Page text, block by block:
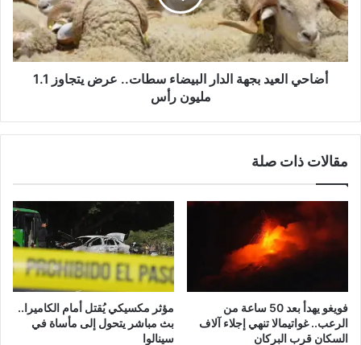
سطات..
عرض
يتجاوز
1.1
مليون
أضاحي العيد بجهة الدار البيضاء سطات.. عرض يتجاوز 1.1
مليون رأس
مقالات ذات صلة
فويغو يهدأ بعد 50 ساعة من
الرعب.. غواتيمالا تنهي إجلاء آلاف
السكان قرب البركان
مؤثر مكسيكي يُقتل أمام الكاميرا..
بث مباشر يتحول إلى مأساة في
سينالوا